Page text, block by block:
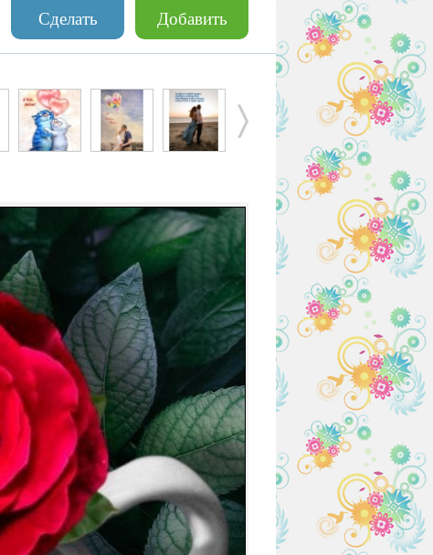
Добавить
Сделать